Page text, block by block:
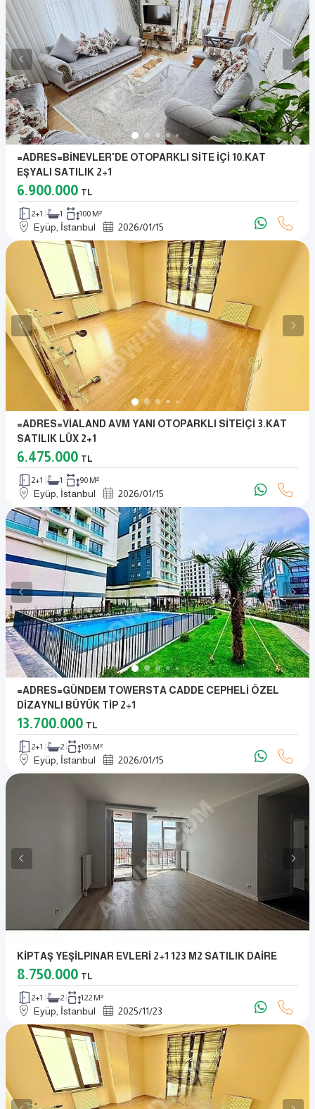
=ADRES=BİNEVLER'DE OTOPARKLI SİTE İÇİ 10.KAT
EŞYALI SATILIK 2+1
6.900.000 TL
2+1 1 100 M²
Eyüp, İstanbul 2026/01/15
=ADRES=VİALAND AVM YANI OTOPARKLI SİTEİÇİ 3.KAT
SATILIK LÜX 2+1
6.475.000 TL
2+1 1 90 M²
Eyüp, İstanbul 2026/01/15
=ADRES=GÜNDEM TOWERSTA CADDE CEPHELİ ÖZEL
DİZAYNLI BÜYÜK TİP 2+1
13.700.000 TL
2+1 2 105 M²
Eyüp, İstanbul 2026/01/15
KİPTAŞ YEŞİLPINAR EVLERİ 2+1 123 M2 SATILIK DAİRE
8.750.000 TL
2+1 2 122 M²
Eyüp, İstanbul 2025/11/23